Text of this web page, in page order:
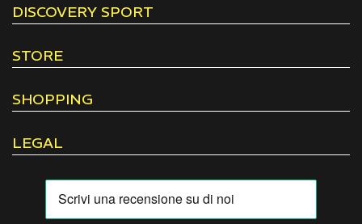
DISCOVERY SPORT
STORE
SHOPPING
LEGAL